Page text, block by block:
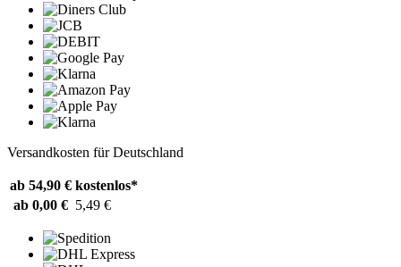
Versandkosten für Deutschland
ab 54,90 € kostenlos*
ab 0,00 € 5,49 €